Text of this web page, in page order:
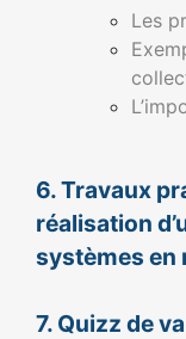
Les
6. Travaux
réalisation
systèmes en
7. Quizz de